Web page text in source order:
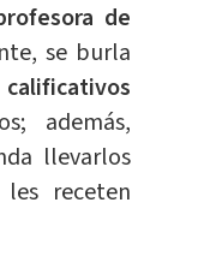
de
se burla
calificativos
además,
llevarlos
receten